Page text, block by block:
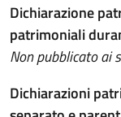
Dichiarazione
patrimoniali
Non pubblicato ai
Dichiarazioni